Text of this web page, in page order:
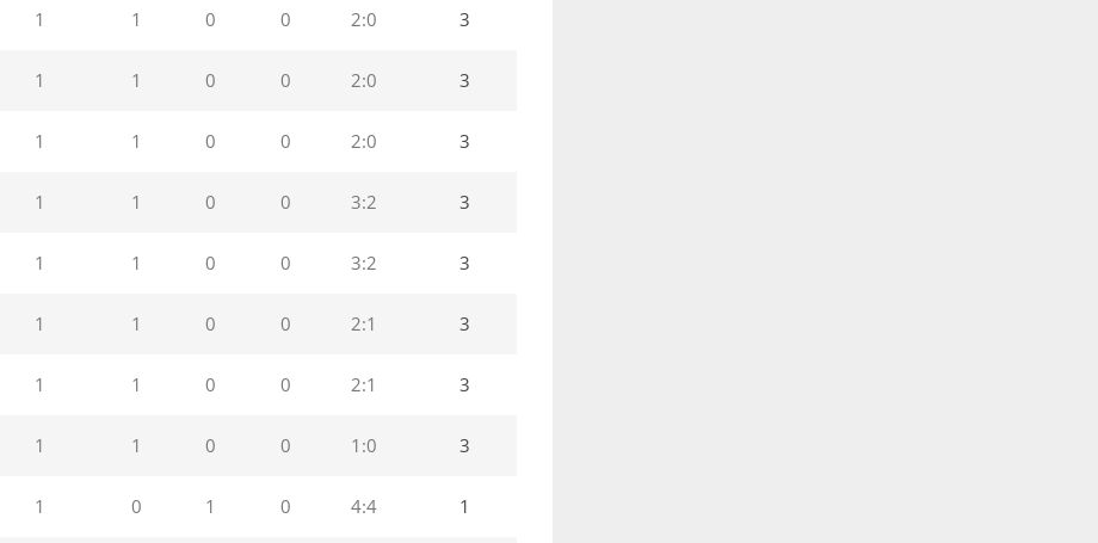
1 1 0 0 2:0 3
1 1 0 0 2:0 3
1 1 0 0 2:0 3
1 1 0 0 3:2 3
1 1 0 0 3:2 3
1 1 0 0 2:1 3
1 1 0 0 2:1 3
1 1 0 0 1:0 3
1 0 1 0 4:4 1